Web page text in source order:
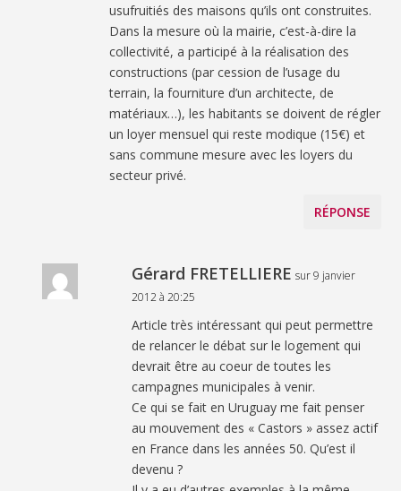
usufruitiés des maisons qu’ils ont construites.
Dans la mesure où la mairie, c’est-à-dire la
collectivité, a participé à la réalisation des
constructions (par cession de l’usage du
terrain, la fourniture d’un architecte, de
matériaux…), les habitants se doivent de régler
un loyer mensuel qui reste modique (15€) et
sans commune mesure avec les loyers du
secteur privé.
RÉPONSE
Gérard FRETELLIERE sur 9 janvier
2012 à 20:25
Article très intéressant qui peut permettre
de relancer le débat sur le logement qui
devrait être au coeur de toutes les
campagnes municipales à venir.
Ce qui se fait en Uruguay me fait penser
au mouvement des « Castors » assez actif
en France dans les années 50. Qu’est il
devenu ?